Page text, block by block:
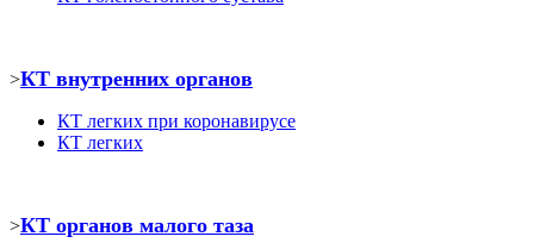
>КТ внутренних органов
КТ легких при коронавирусе
КТ легких
>КТ органов малого таза